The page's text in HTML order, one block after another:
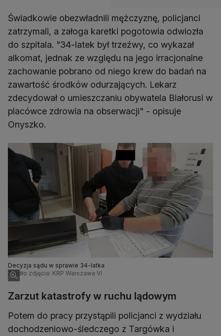
Świadkowie obezwładnili mężczyznę, policjanci
zatrzymali, a załoga karetki pogotowia odwiozła
do szpitala. "34-latek był trzeźwy, co wykazał
alkomat, jednak ze względu na jego irracjonalne
zachowanie pobrano od niego krew do badań na
zawartość środków odurzających. Lekarz
zdecydował o umieszczaniu obywatela Białorusi w
placówce zdrowia na obserwacji" - opisuje
Onyszko.
Decyzja sądu w sprawie 34-latka
Źródło zdjęcia: KRP Warszawa VI
Zarzut katastrofy w ruchu lądowym
Potem do pracy przystąpili policjanci z wydziału
dochodzeniowo-śledczego z Targówka i